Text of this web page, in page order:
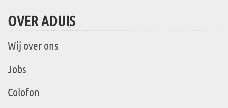
OVER ADUIS
Wij over ons
Jobs
Colofon